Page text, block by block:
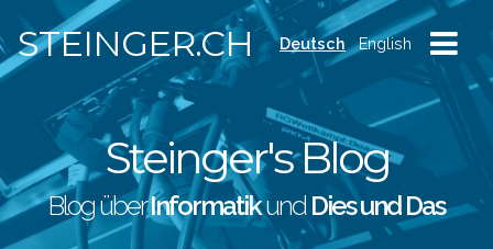
STEINGER.CH Deutsch English
Steinger's Blog
Blog überInformatikundDies und Das